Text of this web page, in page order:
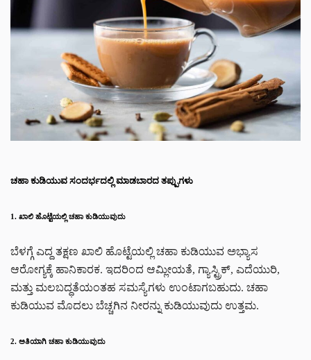
ಚಹಾ ಕುಡಿಯುವ ಸಂದರ್ಭದಲ್ಲಿ ಮಾಡಬಾರದ ತಪ್ಪುಗಳು
1. ಖಾಲಿ ಹೊಟ್ಟೆಯಲ್ಲಿ ಚಹಾ ಕುಡಿಯುವುದು
ಬೆಳಗ್ಗೆ ಎದ್ದ ತಕ್ಷಣ ಖಾಲಿ ಹೊಟ್ಟೆಯಲ್ಲಿ ಚಹಾ ಕುಡಿಯುವ ಅಭ್ಯಾಸ
ಆರೋಗ್ಯಕ್ಕೆ ಹಾನಿಕಾರಕ. ಇದರಿಂದ ಆಮ್ಲೀಯತೆ, ಗ್ಯಾಸ್ಟ್ರಿಕ್, ಎದೆಯುರಿ,
ಮತ್ತು ಮಲಬದ್ಧತೆಯಂತಹ ಸಮಸ್ಯೆಗಳು ಉಂಟಾಗಬಹುದು. ಚಹಾ
ಕುಡಿಯುವ ಮೊದಲು ಬೆಚ್ಚಗಿನ ನೀರನ್ನು ಕುಡಿಯುವುದು ಉತ್ತಮ.
2. ಅತಿಯಾಗಿ ಚಹಾ ಕುಡಿಯುವುದು